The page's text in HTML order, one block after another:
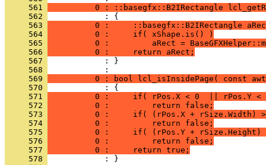
     561
0 : ::basegfx::B2IRectangle
     562
     563
0 :     ::basegfx::B2IRectangle
     564
          0 :     if( xShape.is() )
     565
0 :         aRect =
     566
          0 :     return aRect;
     567
            : }
     568
     569
0 : bool lcl_isInsidePage( const
     570
     571
0 :     if( rPos.X < 0  || rPos.Y <
     572
          0 :         return false;
     573
0 :     if( (rPos.X + rSize.Width)
     574
          0 :         return false;
     575
0 :     if( (rPos.Y + rSize.Height)
     576
          0 :         return false;
     577
          0 :     return true;
     578